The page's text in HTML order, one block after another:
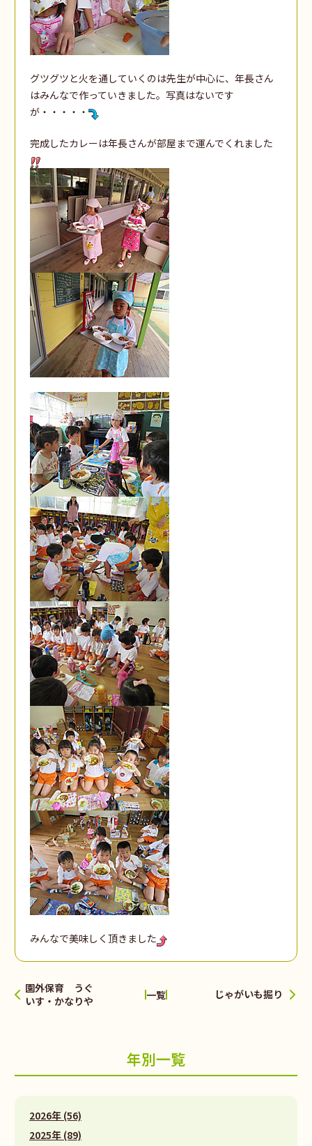
グツグツと火を通していくのは先生が中心に、年長さん
はみんなで作っていきました。写真はないです
が・・・・・
完成したカレーは年長さんが部屋まで運んでくれました
みんなで美味しく頂きました
園外保育 うぐ
いす・かなりや
一覧 じゃがいも掘り
年別一覧
2026年 (56)
2025年 (89)